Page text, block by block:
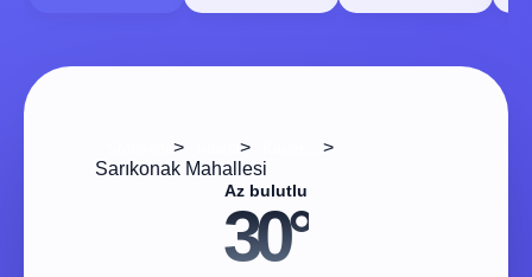
> >
>
Sarıkonak Mahallesi
Az bulutlu
30°